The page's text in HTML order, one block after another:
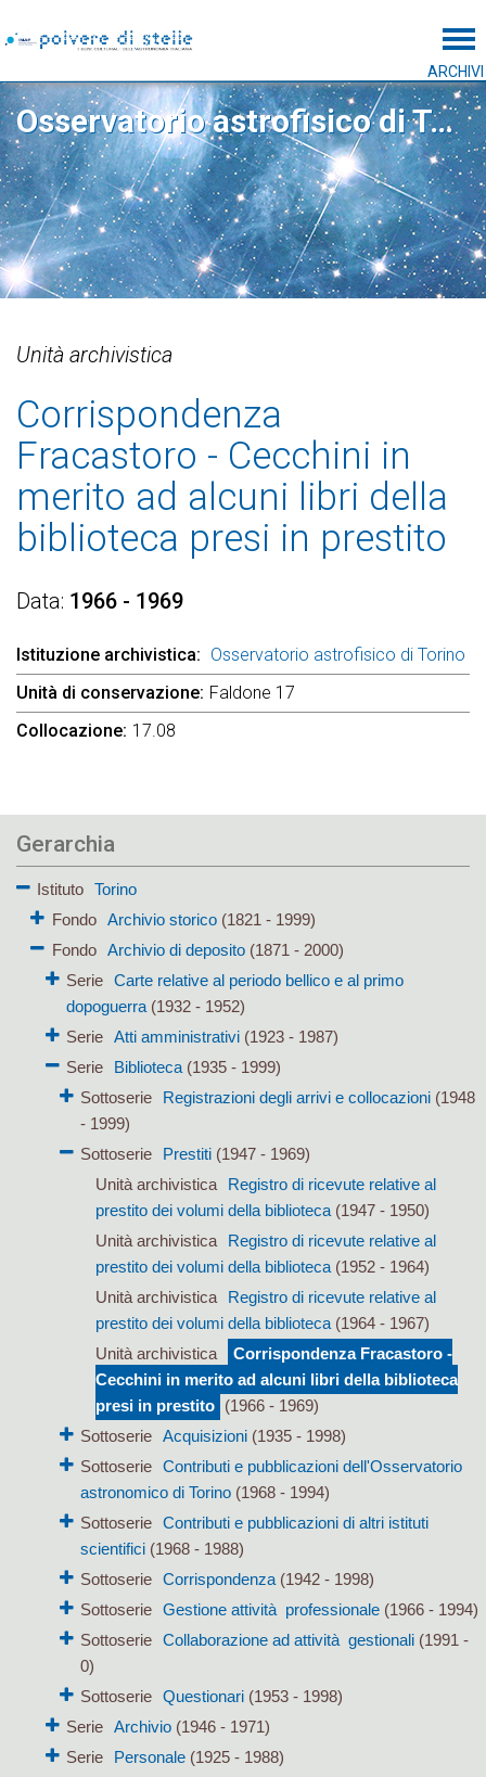
ARCHIVI
Osservatorio astrofisico di Torino
Unità archivistica
Corrispondenza
Fracastoro - Cecchini in
merito ad alcuni libri della
biblioteca presi in prestito
Data 1966 - 1969
Istituzione archivistica
Osservatorio astrofisico di Torino
Unità di conservazione Faldone 17
Collocazione 17.08
Gerarchia
Istituto
Torino
Fondo
Archivio storico(1821 - 1999)
Fondo
Archivio di deposito(1871 - 2000)
Serie Carte relative al periodo bellico e al primo
dopoguerra(1932 - 1952)
Serie Atti amministrativi(1923 - 1987)
Serie
Biblioteca(1935 - 1999)
Sottoserie
Registrazioni degli arrivi e collocazioni (1948
- 1999)
Sottoserie
Prestiti (1947 - 1969)
Unità archivistica
Registro di ricevute relative al
prestito dei volumi della biblioteca(1947 - 1950)
Unità archivistica
Registro di ricevute relative al
prestito dei volumi della biblioteca(1952 - 1964)
Unità archivistica
Registro di ricevute relative al
prestito dei volumi della biblioteca(1964 - 1967)
Unità archivistica
Corrispondenza Fracastoro -
Cecchini in merito ad alcuni libri della biblioteca
presi in prestito
(1966 - 1969)
Sottoserie
Acquisizioni (1935 - 1998)
Sottoserie
Contributi e pubblicazioni dell'Osservatorio
astronomico di Torino (1968 - 1994)
Sottoserie
Contributi e pubblicazioni di altri istituti
scientifici (1968 - 1988)
Sottoserie
Corrispondenza (1942 - 1998)
Sottoserie
Gestione attività professionale (1966 - 1994)
Sottoserie
Collaborazione ad attività gestionali (1991 -
0)
Sottoserie
Questionari (1953 - 1998)
Serie Archivio(1946 - 1971)
Serie
Personale(1925 - 1988)